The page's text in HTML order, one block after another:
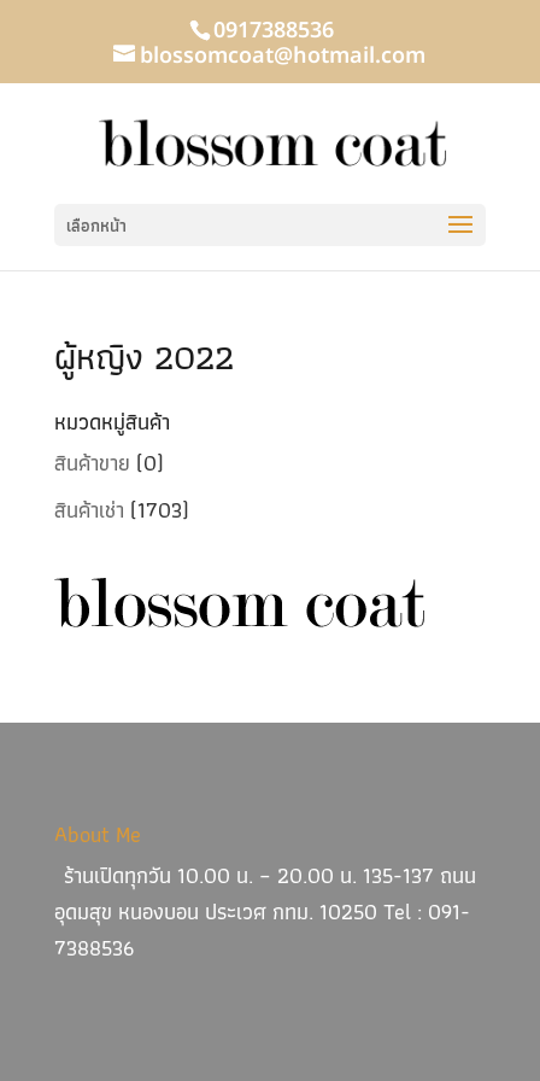
0917388536
blossomcoat@hotmail.com
เลือกหน้า
ผู้หญิง 2022
หมวดหมู่สินค้า
สินค้าขาย (0)
สินค้าเช่า (1703)
About Me
ร้านเปิดทุกวัน 10.00 น. – 20.00 น. 135-137 ถนน
อุดมสุข หนองบอน ประเวศ กทม. 10250 Tel : 091-
7388536